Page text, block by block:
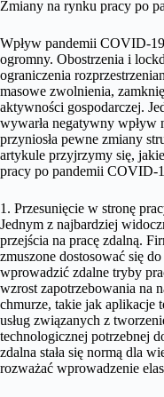
Zmiany na rynku pracy po
Wpływ pandemii COVID-
ogromny. Obostrzenia i
ograniczenia
masowe zwolnienia,
aktywności gospodarczej.
wywarła negatywny wpływ
przyniosła pewne zmiany
artykule przyjrzymy się,
pracy po pandemii COVID-
1. Przesunięcie w stronę
Jednym z najbardziej
przejścia na pracę zdalną.
zmuszone dostosować się
wprowadzić zdalne tryby
wzrost zapotrzebowania na
chmurze, takie jak aplikacje
usług związanych z
technologicznej potrzebnej
zdalna stała się normą dla
rozważać wprowadzenie